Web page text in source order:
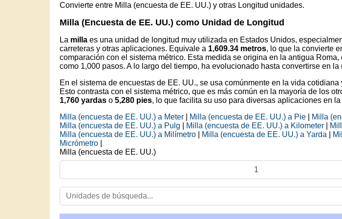
Convierte entre Milla (encuesta de EE. UU.) y otras Longitud unidades.
Milla (Encuesta de EE. UU.) como Unidad de Longitud
La milla es una unidad de longitud muy utilizada en Estados Unidos,
carreteras y otras aplicaciones. Equivale a 1,609.34 metros, lo que la convierte
comparación con el sistema métrico. Esta medida se origina en la antigua Roma,
como 1,000 pasos. A lo largo del tiempo, ha evolucionado hasta convertirse en
En el sistema de encuestas de EE. UU., se usa comúnmente en la vida
Esto contrasta con el sistema métrico, que es más común en la mayoría de los
1,760 yardas o 5,280 pies, lo que facilita su uso para diversas aplicaciones en
Milla (encuesta de EE. UU.) a Meter
Milla (encuesta de EE. UU.) a Pie Milla
Milla (encuesta de EE. UU.) a Pulg
Milla (encuesta de EE. UU.) a Kilometer
Milla (encuesta de EE. UU.) a Milímetro
Milla (encuesta de EE. UU.) a Yarda
Micrómetro
Milla (encuesta de EE. UU.)